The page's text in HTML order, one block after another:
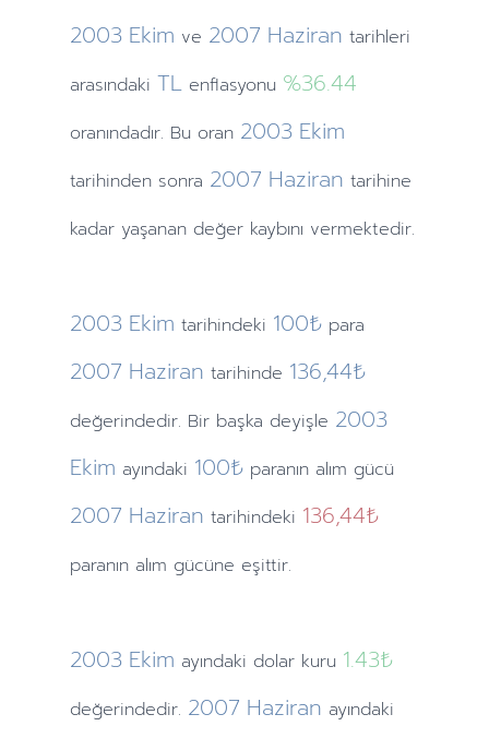
2003 Ekim ve 2007 Haziran tarihleri
arasındaki TLenflasyonu %36.44
oranındadır. Bu oran 2003 Ekim
tarihindensonra 2007 Haziran tarihine
kadar yaşanan değer kaybını vermektedir.
2003 Ekim tarihindeki 100₺ para
2007 Haziran tarihinde 136,44₺
değerindedir. Bir başka deyişle 2003
Ekim ayındaki 100₺ paranın alım gücü
2007 Haziran tarihindeki 136,44₺
paranın alım gücüne eşittir.
2003 Ekim ayındaki dolar kuru 1.43₺
değerindedir. 2007 Haziran ayındaki